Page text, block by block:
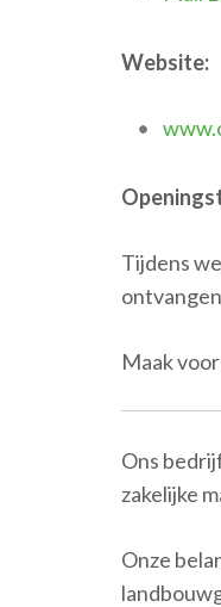
Website:
Tijdens
Maak
Ons
zakelijke
Onze